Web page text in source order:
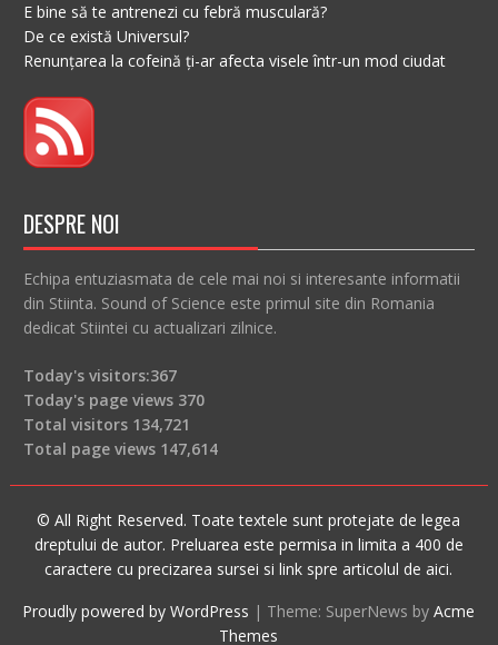
E bine să te antrenezi cu febră musculară?
De ce există Universul?
Renunțarea la cofeină ți-ar afecta visele într-un mod ciudat
DESPRE NOI
Echipa entuziasmata de cele mai noi si interesante informatii
din Stiinta. Sound of Science este primul site din Romania
dedicat Stiintei cu actualizari zilnice.
Today's visitors:367
Today's page views 370
Total visitors 134,721
Total page views 147,614
© All Right Reserved. Toate textele sunt protejate de legea
dreptului de autor. Preluarea este permisa in limita a 400 de
caractere cu precizarea sursei si link spre articolul de aici.
Proudly powered by WordPress | Theme: SuperNews byAcme
Themes